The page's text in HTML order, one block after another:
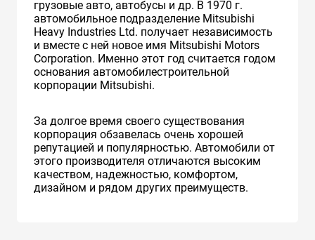
грузовые авто, автобусы и др. В 1970 г.
автомобильное подразделение Mitsubishi
Heavy Industries Ltd. получает независимость
и вместе с ней новое имя Mitsubishi Motors
Corporation. Именно этот год считается годом
основания автомобилестроительной
корпорации Mitsubishi.
За долгое время своего существования
корпорация обзавелась очень хорошей
репутацией и популярностью. Автомобили от
этого производителя отличаются высоким
качеством, надежностью, комфортом,
дизайном и рядом других преимуществ.